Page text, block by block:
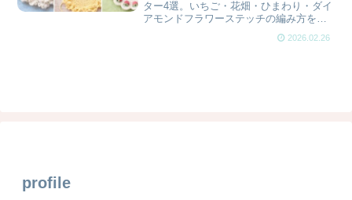
ター4選。いちご・花畑・ひまわり・ダイ
アモンドフラワーステッチの編み方を紹
介します。簡単に作れるお花モチーフの
コースターで春の編み物を楽しみましょ
2026.02.26
profile